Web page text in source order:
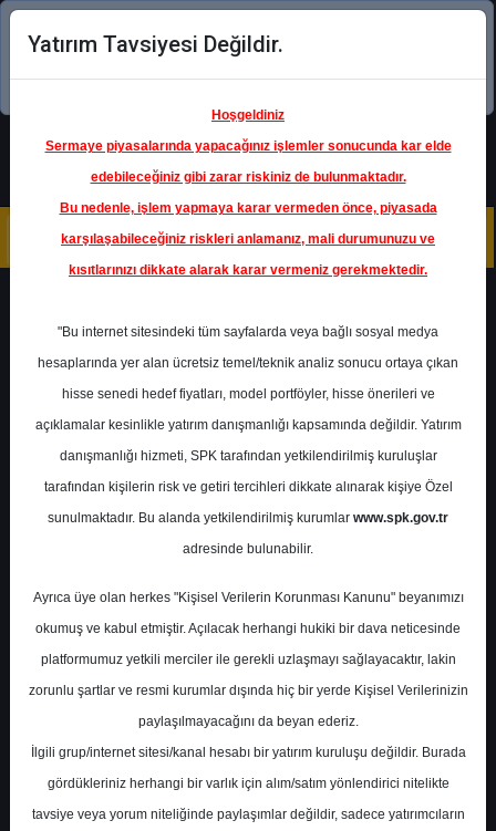
Şimdi uygulamayı indirin!
SAHOL- HACI ÖMER SABANCI
HOLDİNG A.Ş.
Hedef Fiyat 95.00 ₺
Getiri
%0.00
0 0
Yatırım Tavsiyesi Değildir.
Hoşgeldiniz
Sermaye piyasalarında yapacağınız işlemler sonucunda kar elde
edebileceğiniz gibi zarar riskiniz de bulunmaktadır.
Bu nedenle, işlem yapmaya karar vermeden önce, piyasada
karşılaşabileceğiniz riskleri anlamanız, mali durumunuzu ve
kısıtlarınızı dikkate alarak karar vermeniz gerekmektedir.
"Bu internet sitesindeki tüm sayfalarda veya bağlı sosyal medya
hesaplarında yer alan ücretsiz temel/teknik analiz sonucu ortaya çıkan
hisse senedi hedef fiyatları, model portföyler, hisse önerileri ve
açıklamalar kesinlikle yatırım danışmanlığı kapsamında değildir. Yatırım
danışmanlığı hizmeti, SPK tarafından yetkilendirilmiş kuruluşlar
tarafından kişilerin risk ve getiri tercihleri dikkate alınarak kişiye Özel
sunulmaktadır. Bu alanda yetkilendirilmiş kurumlar www.spk.gov.tr
adresinde bulunabilir.
Ayrıca üye olan herkes "Kişisel Verilerin Korunması Kanunu" beyanımızı
okumuş ve kabul etmiştir. Açılacak herhangi hukiki bir dava neticesinde
platformumuz yetkili merciler ile gerekli uzlaşmayı sağlayacaktır, lakin
zorunlu şartlar ve resmi kurumlar dışında hiç bir yerde Kişisel Verilerinizin
paylaşılmayacağını da beyan ederiz.
İlgili grup/internet sitesi/kanal hesabı bir yatırım kuruluşu değildir. Burada
gördükleriniz herhangi bir varlık için alım/satım yönlendirici nitelikte
tavsiye veya yorum niteliğinde paylaşımlar değildir, sadece yatırımcıların